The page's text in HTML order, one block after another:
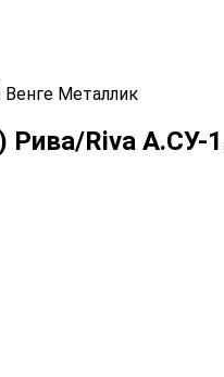
Металлик
Riva А.СУ-